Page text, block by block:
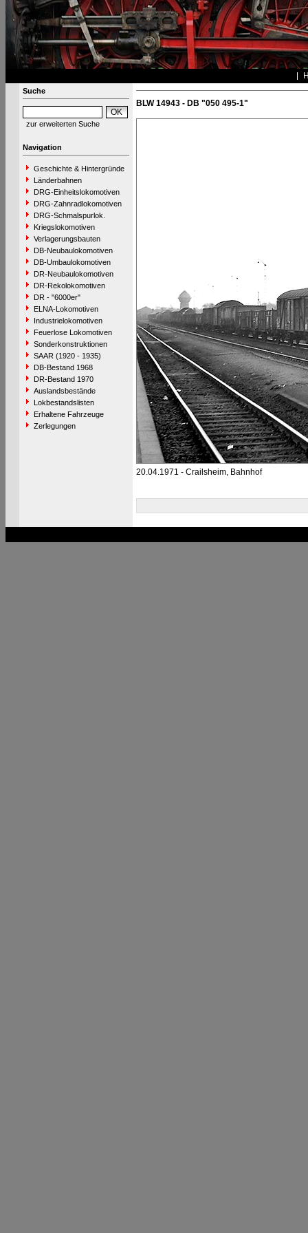
Suche
zur erweiterten Suche
Navigation
Geschichte & Hintergründe
Länderbahnen
DRG-Einheitslokomotiven
DRG-Zahnradlokomotiven
DRG-Schmalspurlok.
Kriegslokomotiven
Verlagerungsbauten
DB-Neubaulokomotiven
DB-Umbaulokomotiven
DR-Neubaulokomotiven
DR-Rekolokomotiven
DR - "6000er"
ELNA-Lokomotiven
Industrielokomotiven
Feuerlose Lokomotiven
Sonderkonstruktionen
SAAR (1920 - 1935)
DB-Bestand 1968
DR-Bestand 1970
Auslandsbestände
Lokbestandslisten
Erhaltene Fahrzeuge
Zerlegungen
BLW 14943 - DB "050 495-1"
20.04.1971 - Crailsheim, Bahnhof